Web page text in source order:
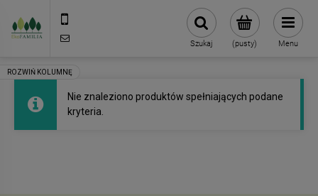
(pusty)
Szukaj Menu
Nie znaleziono produktów spełniających podane
kryteria.